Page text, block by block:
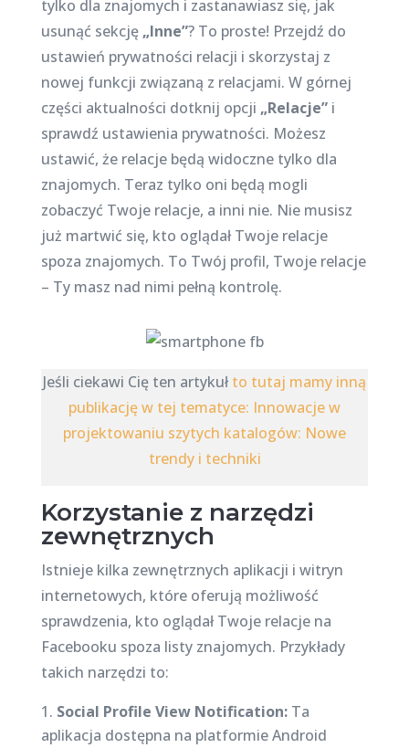
tylko dla znajomych i zastanawiasz się, jak
usunąć sekcję „Inne”? To proste! Przejdź do
ustawień prywatności relacji i skorzystaj z
nowej funkcji związaną z relacjami. W górnej
części aktualności dotknij opcji „Relacje”i
sprawdź ustawienia prywatności. Możesz
ustawić, że relacje będą widoczne tylko dla
znajomych. Teraz tylko oni będą mogli
zobaczyć Twoje relacje, a inni nie. Nie musisz
już martwić się, kto oglądał Twoje relacje
spoza znajomych. To Twój profil, Twoje relacje
– Ty masz nad nimi pełną kontrolę.
Jeśli ciekawi Cię ten artykułto tutaj mamy inną
publikację w tej tematyce: Innowacje w
projektowaniu szytych katalogów: Nowe
trendy i techniki
Korzystanie z narzędzi
zewnętrznych
Istnieje kilka zewnętrznych aplikacji i witryn
internetowych, które oferują możliwość
sprawdzenia, kto oglądał Twoje relacje na
Facebooku spoza listy znajomych. Przykłady
takich narzędzi to:
Social Profile View Notification:Ta
aplikacja dostępna na platformie Android